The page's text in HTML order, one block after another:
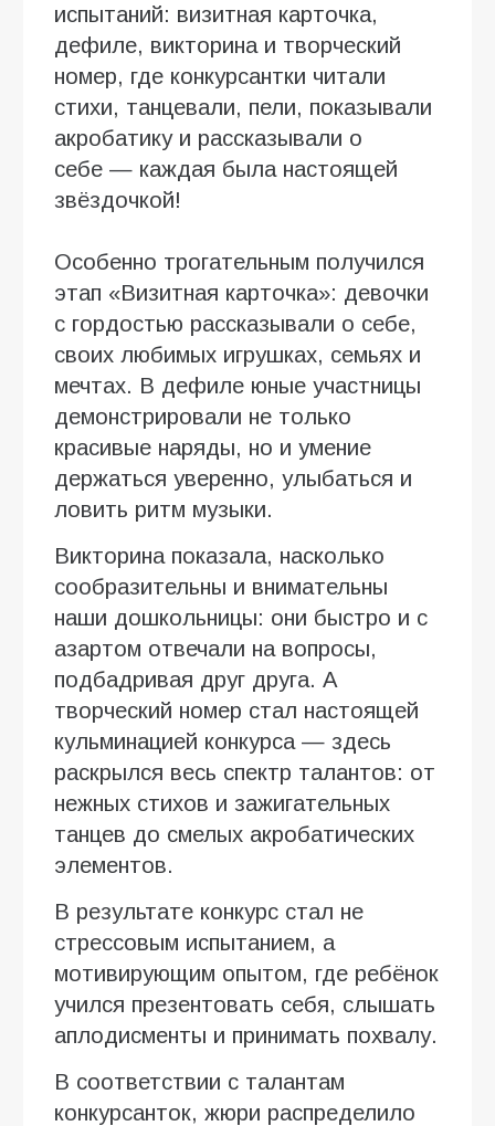
испытаний: визитная карточка,
дефиле, викторина и творческий
номер, где конкурсантки читали
стихи, танцевали, пели, показывали
акробатику и рассказывали о
себе — каждая была настоящей
звёздочкой!
Особенно трогательным получился
этап «Визитная карточка»: девочки
с гордостью рассказывали о себе,
своих любимых игрушках, семьях и
мечтах. В дефиле юные участницы
демонстрировали не только
красивые наряды, но и умение
держаться уверенно, улыбаться и
ловить ритм музыки.
Викторина показала, насколько
сообразительны и внимательны
наши дошкольницы: они быстро и с
азартом отвечали на вопросы,
подбадривая друг друга. А
творческий номер стал настоящей
кульминацией конкурса — здесь
раскрылся весь спектр талантов: от
нежных стихов и зажигательных
танцев до смелых акробатических
элементов.
В результате конкурс стал не
стрессовым испытанием, а
мотивирующим опытом, где ребёнок
учился презентовать себя, слышать
аплодисменты и принимать похвалу.
В соответствии с талантам
конкурсанток, жюри распределило